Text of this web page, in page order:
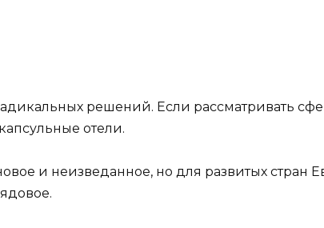
решений. Если рассматривать
отели.
и неизведанное, но для развитых стран